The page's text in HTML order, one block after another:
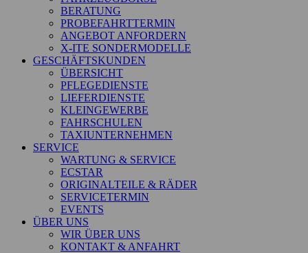
BERATUNG
PROBEFAHRTTERMIN
ANGEBOT ANFORDERN
X-ITE SONDERMODELLE
GESCHÄFTSKUNDEN
ÜBERSICHT
PFLEGEDIENSTE
LIEFERDIENSTE
KLEINGEWERBE
FAHRSCHULEN
TAXIUNTERNEHMEN
SERVICE
WARTUNG & SERVICE
ECSTAR
ORIGINALTEILE & RÄDER
SERVICETERMIN
EVENTS
ÜBER UNS
WIR ÜBER UNS
KONTAKT & ANFAHRT